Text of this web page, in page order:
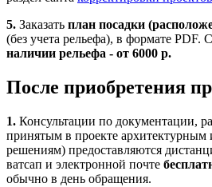
5. Заказать план посадки
(без учета рельефа), в формате PDF.
наличии рельефа - от 6000 р.
После приобретения
1. Консультации по документации,
принятым в проекте архитектурным
решениям) предоставляются
ватсап и электронной почте
обычно в день обращения.